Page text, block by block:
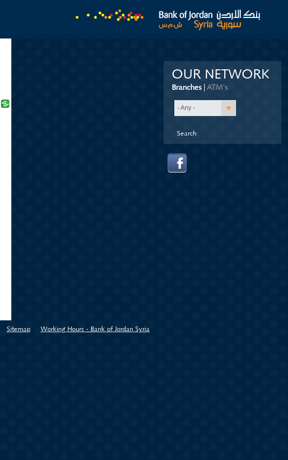
OUR NETWORK
Branches (active tab)
ATM's
- Any -
Sitemap Working Hours - Bank of Jordan Syria